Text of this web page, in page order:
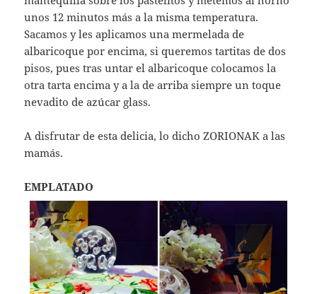
unos 12 minutos más a la misma temperatura.
Sacamos y les aplicamos una mermelada de
albaricoque por encima, si queremos tartitas de dos
pisos, pues tras untar el albaricoque colocamos la
otra tarta encima y a la de arriba siempre un toque
nevadito de azúcar glass.
A disfrutar de esta delicia, lo dicho ZORIONAK a las
mamás.
EMPLATADO